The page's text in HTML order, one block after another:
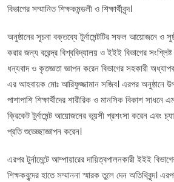
বিভাগের সম্মানিত শিক্ষকমন্ডলী ও শিক্ষার্থীবৃন্দ।
অনুষ্ঠানের সূচনা বক্তব্যে টুর্নামেন্টটির সফল আয়োজনে ও
করার জন্য বরেন্দ্র বিশ্ববিদ্যালয় ও ইইই বিভাগের
ধন্যবাদ ও কৃতজ্ঞতা জ্ঞাপন করেন বিভাগের সহকারী
এর আহবায়ক মোঃ আরিফুজ্জামান সজিব। এরপর অনুষ্ঠানে
পাশাপাশি শিক্ষার্থীদের শারীরিক ও মানসিক বিকাশ
ক্রিকেট টুর্নামেন্ট আয়োজনের ভূয়সী প্রশংসা করেন এবং
প্রতি শুভেচ্ছাজ্ঞাপন করেন।
এরপর টুর্নামেন্টে আম্পায়ারের দায়িত্বপালনকারী ইইই
শিক্ষকবৃন্দের হাতে সম্মাননা স্মারক তুলে দেন অতিথিবৃন্দ।